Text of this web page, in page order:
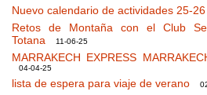
Nuevo calendario de actividades 25-
Retos de Montaña con el Club
Totana
11-06-25
MARRAKECH EXPRESS
04-04-25
lista de espera para viaje de verano